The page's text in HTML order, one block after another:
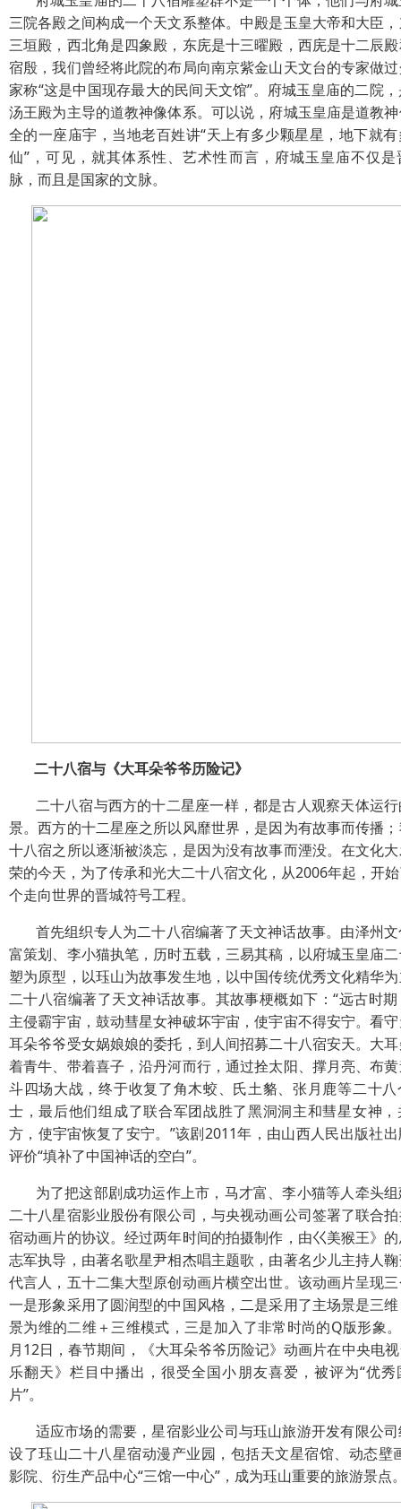
三院各殿之间构成一个天文系整体。中殿是玉皇大帝和大臣
三垣殿，西北角是四象殿，东庑是十三曜殿，西庑是十二辰
宿殷，我们曾经将此院的布局向南京紫金山天文台的专家做
家称“这是中国现存最大的民间天文馆”。府城玉皇庙的二院
汤王殿为主导的道教神像体系。可以说，府城玉皇庙是道教
全的一座庙宇，当地老百姓讲“天上有多少颗星星，地下就
仙”，可见，就其体系性、艺术性而言，府城玉皇庙不仅是
脉，而且是国家的文脉。
二十八宿与《大耳朵爷爷历险记》
二十八宿与西方的十二星座一样，都是古人观察天体运行
景。西方的十二星座之所以风靡世界，是因为有故事而传播
十八宿之所以逐渐被淡忘，是因为没有故事而湮没。在文化
荣的今天，为了传承和光大二十八宿文化，从2006年起，开
个走向世界的晋城符号工程。
首先组织专人为二十八宿编著了天文神话故事。由泽州文
富策划、李小猫执笔，历时五载，三易其稿，以府城玉皇庙
塑为原型，以珏山为故事发生地，以中国传统优秀文化精华
二十八宿编著了天文神话故事。其故事梗概如下：“远古时
主侵霸宇宙，鼓动彗星女神破坏宇宙，使宇宙不得安宁。看
耳朵爷爷受女娲娘娘的委托，到人间招募二十八宿安天。大
着青牛、带着喜子，沿丹河而行，通过拴太阳、撑月亮、布
斗四场大战，终于收复了角木蛟、氏土貉、张月鹿等二十
士，最后他们组成了联合军团战胜了黑洞洞主和彗星女神
方，使宇宙恢复了安宁。”该剧2011年，由山西人民出版社
评价“填补了中国神话的空白”。
为了把这部剧成功运作上市，马才富、李小猫等人牵头组
二十八星宿影业股份有限公司，与央视动画公司签署了联合
宿动画片的协议。经过两年时间的拍摄制作，由巜美猴王》
志军执导，由著名歌星尹相杰唱主题歌，由著名少儿主持人
代言人，五十二集大型原创动画片横空出世。该动画片呈现
一是形象采用了圆润型的中国风格，二是采用了主场景是三
景为维的二维＋三维模式，三是加入了非常时尚的Q版形象
月12日，春节期间，《大耳朵爷爷历险记》动画片在中央电
乐翻天》栏目中播出，很受全国小朋友喜爱，被评为“优秀
片”。
适应市场的需要，星宿影业公司与珏山旅游开发有限公司
设了珏山二十八星宿动漫产业园，包括天文星宿馆、动态壁
影院、衍生产品中心“三馆一中心”，成为珏山重要的旅游景点